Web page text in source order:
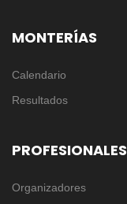
MONTERÍAS
Calendario
Resultados
PROFESIONALES
Organizadores